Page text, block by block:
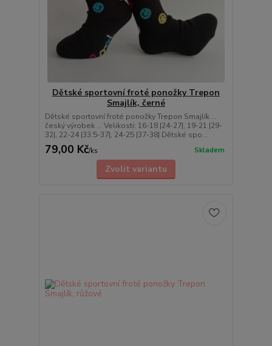
Dětské sportovní froté ponožky Trepon
Smajlík, černé
Dětské sportovní froté ponožky Trepon Smajlík ...
český výrobek ... Velikosti: 16-18 |24-27|, 19-21 |29-
32|, 22-24 |33.5-37|, 24-25 |37-38| Dětské spo...
79,00 Kč/ks Skladem
Zvolit variantu